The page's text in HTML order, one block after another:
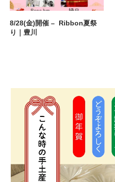
8/28(金)開催 – Ribbon夏祭
り｜豊川